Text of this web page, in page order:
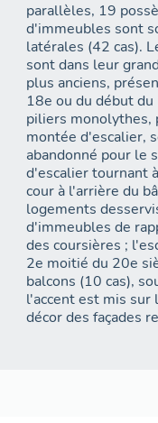
(1913) présente
peigne vers la rue
Perrache (1929, 8
sur rue, mais
comme plus
adoptent la
cours
en 3 groupes
82 cours
19 immeubles ne
trouve
ouvertures sur rue.
Les cours sont
progressive des
Charlemagne), ou
(21 cours
parallèles, 19
d'immeubles sont
latérales (42 cas).
sont dans leur grande
plus anciens,
18e ou du début
piliers monolythes,
montée d'escalier,
abandonné pour le
d'escalier tournant
cour à l'arrière du
logements
d'immeubles de
des coursières ;
2e moitié du 20e
balcons (10 cas),
l'accent est mis sur les
décor des façades